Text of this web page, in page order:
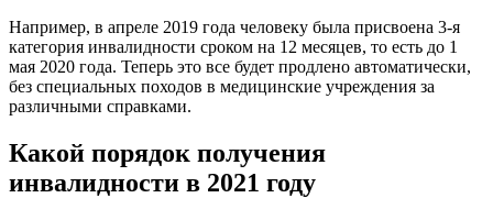
Например, в апреле 2019 года человеку была присвоена 3-я
категория инвалидности сроком на 12 месяцев, то есть до 1
мая 2020 года. Теперь это все будет продлено автоматически,
без специальных походов в медицинские учреждения за
различными справками.
Какой порядок получения
инвалидности в 2021 году